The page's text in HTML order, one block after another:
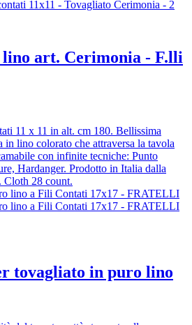
art. Cerimonia - F.lli
11 x 11 in alt. cm 180. Bellissima
in lino colorato che attraversa la tavola
con infinite tecniche: Punto
Hardanger. Prodotto in Italia dalla
Cloth 28 count.
tovagliato in puro lino